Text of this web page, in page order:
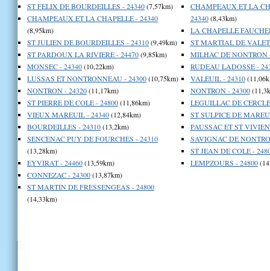
ST FELIX DE BOURDEILLES - 24340(7,57km)
CHAMPEAUX ET LA CHAPELLE - 24340
(8,95km)
ST JULIEN DE BOURDEILLES - 24310(9,49km)
ST PARDOUX LA RIVIERE - 24470(9,85km)
MONSEC - 24340(10,22km)
LUSSAS ET NONTRONNEAU - 24300(10,75km)
NONTRON - 24320(11,17km)
ST PIERRE DE COLE - 24800(11,86km)
VIEUX MAREUIL - 24340(12,84km)
BOURDEILLES - 24310(13,2km)
SENCENAC PUY DE FOURCHES - 24310
(13,28km)
EYVIRAT - 24460(13,59km)
CONNEZAC - 24300(13,87km)
ST MARTIN DE FRESSENGEAS - 24800
(14,33km)
CHAMPEAUX ET LA
24340(8,43km)
LA CHAPELLE
ST MARTIAL DE
MILHAC DE NONTRON
RUDEAU LADOSSE -
VALEUIL - 24310
NONTRON - 24300
LEGUILLAC DE
ST SULPICE DE
PAUSSAC ET ST
SAVIGNAC DE
ST JEAN DE COLE -
LEMPZOURS - 24800